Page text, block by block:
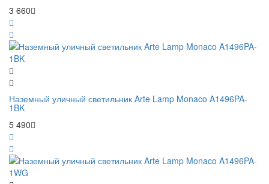
3 660
Наземный уличный светильник Arte Lamp Monaco A1496PA-
1BK
5 490